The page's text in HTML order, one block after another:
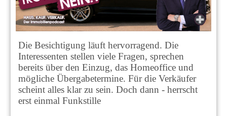
Die Besichtigung läuft hervorragend. Die
Interessenten stellen viele Fragen, sprechen
bereits über den Einzug, das Homeoffice und
mögliche Übergabetermine. Für die Verkäufer
scheint alles klar zu sein. Doch dann - herrscht
erst einmal Funkstille